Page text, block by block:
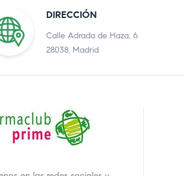
DIRECCIÓN
Calle Adrada de Haza, 6
28038, Madrid